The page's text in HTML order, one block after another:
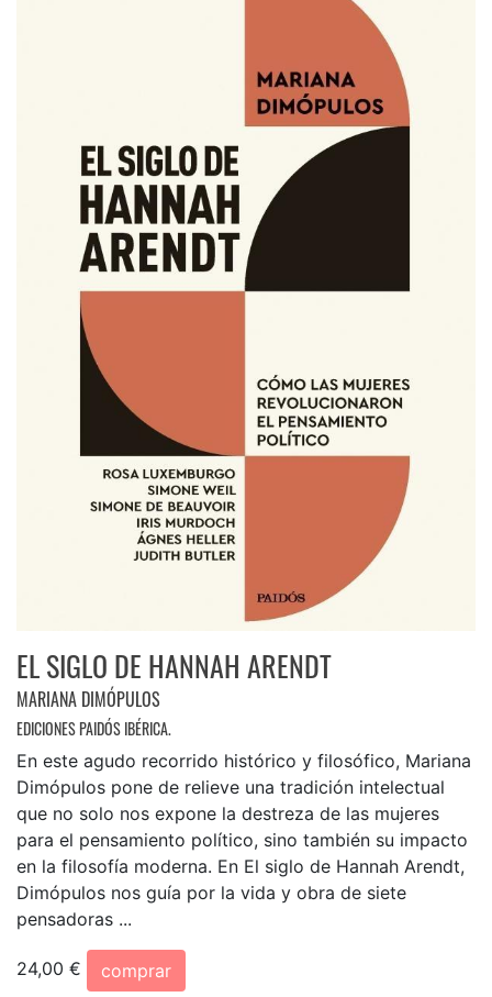
EL SIGLO DE HANNAH ARENDT
MARIANA DIMÓPULOS
EDICIONES PAIDÓS IBÉRICA.
En este agudo recorrido histórico y filosófico, Mariana
Dimópulos pone de relieve una tradición intelectual
que no solo nos expone la destreza de las mujeres
para el pensamiento político, sino también su impacto
en la filosofía moderna. En El siglo de Hannah Arendt,
Dimópulos nos guía por la vida y obra de siete
pensadoras ...
24,00 €
comprar